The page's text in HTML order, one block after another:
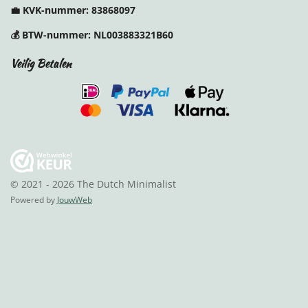
o
r
m
e
t
💼 KVK-nummer: 83868097
💰 BTW-nummer: NL003883321B60
Veilig Betalen
© 2021 - 2026 The Dutch Minimalist
Powered by JouwWeb